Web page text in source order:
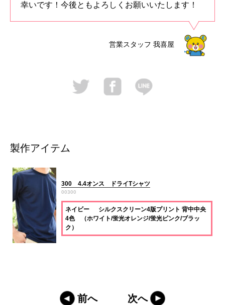
幸いです！今後ともよろしくお願いいたします！
営業スタッフ 我喜屋
製作アイテム
300 4.4オンス ドライTシャツ
00300
ネイビー シルクスクリーン4版プリント 背中中央
4色 （ホワイト/蛍光オレンジ/蛍光ピンク/ブラッ
ク）
前へ 次へ